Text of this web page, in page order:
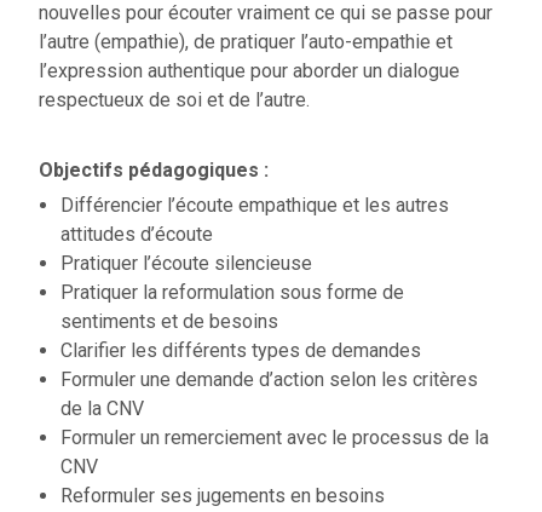
nouvelles pour écouter vraiment ce qui se passe pour
l’autre (empathie), de pratiquer l’auto-empathie et
l’expression authentique pour aborder un dialogue
respectueux de soi et de l’autre.
Objectifs pédagogiques :
Différencier l’écoute empathique et les autres
attitudes d’écoute
Pratiquer l’écoute silencieuse
Pratiquer la reformulation sous forme de
sentiments et de besoins
Clarifier les différents types de demandes
Formuler une demande d’action selon les critères
de la CNV
Formuler un remerciement avec le processus de la
CNV
Reformuler ses jugements en besoins